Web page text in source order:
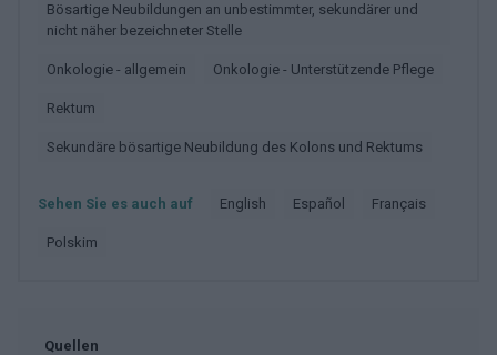
Bösartige Neubildungen an unbestimmter, sekundärer und
nicht näher bezeichneter Stelle
Onkologie - allgemein Onkologie - Unterstützende Pflege
Rektum
Sekundäre bösartige Neubildung des Kolons und Rektums
Sehen Sie es auch auf english español français
polskim
Quellen